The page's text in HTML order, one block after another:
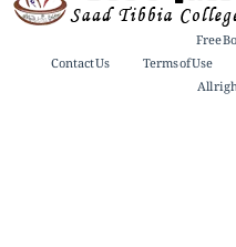
Free
Contact Us Terms of Use
All